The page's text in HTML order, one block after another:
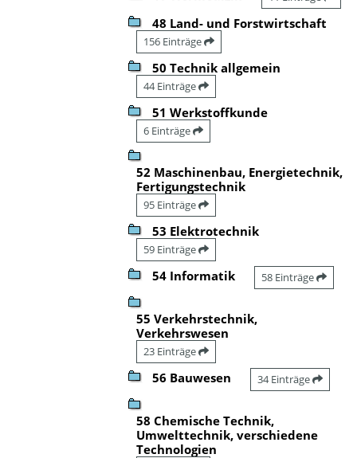
48 Land- und Forstwirtschaft
156 Einträge
50 Technik allgemein
44 Einträge
51 Werkstoffkunde
6 Einträge
52 Maschinenbau, Energietechnik,
Fertigungstechnik
95 Einträge
53 Elektrotechnik
59 Einträge
54 Informatik 58 Einträge
55 Verkehrstechnik,
Verkehrswesen
23 Einträge
56 Bauwesen 34 Einträge
58 Chemische Technik,
Umwelttechnik, verschiedene
Technologien